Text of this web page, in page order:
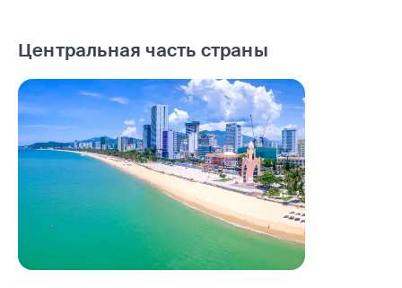
Центральная часть страны